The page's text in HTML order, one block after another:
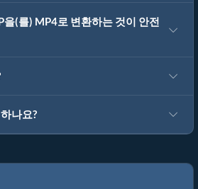
(를) MP4로 변환하는 것이 안전
나요?